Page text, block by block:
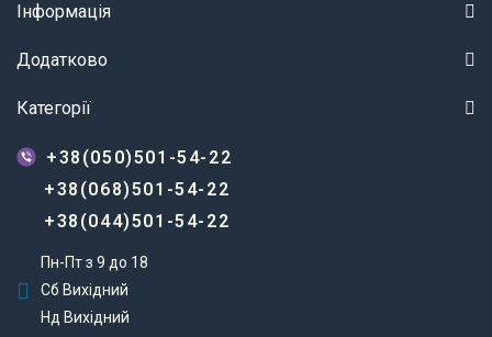
Інформація
Додатково
Категорії
+38(050)501-54-22
+38(068)501-54-22
+38(044)501-54-22
Пн-Пт з 9 до 18
Сб Вихідний
Нд Вихідний